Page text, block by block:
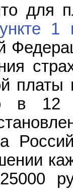
для
1
в